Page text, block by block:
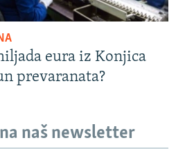
eura iz Konjica
prevaranata?
naš newsletter